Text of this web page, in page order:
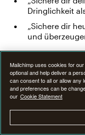
Dringlichkeit
„Sichere dir
und
Denke daran,
genau wissen,
spezifisch,
halte es
bei einem Besuch
Mailchimp uses cookies for
optional and help deliver a
can consent to all or allow any
and preferences can be
our Cookie Statement